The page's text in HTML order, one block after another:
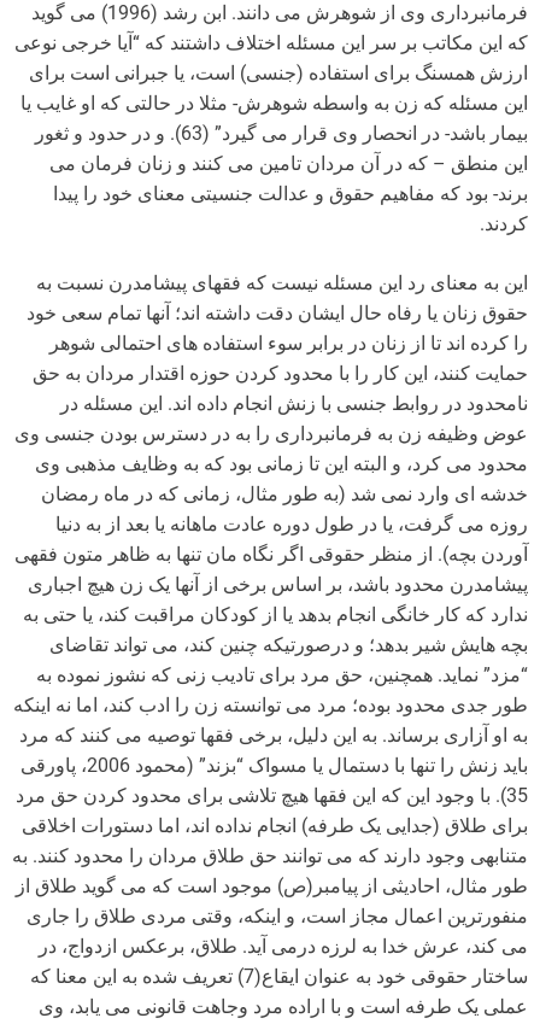
فرمانبرداری وی از شوهرش می دانند. ابن رشد (1996) می گوید
که این مکاتب بر سر این مسئله اختلاف داشتند که “آیا خرجی نوعی
ارزش همسنگ برای استفاده (جنسی) است، یا جبرانی است برای
این مسئله که زن به واسطه شوهرش- مثلا در حالتی که او غایب یا
بیمار باشد- در انحصار وی قرار می گیرد” (63). و در حدود و ثغور
این منطق – که در آن مردان تامین می کنند و زنان فرمان می
برند- بود که مفاهیم حقوق و عدالت جنسیتی معنای خود را پیدا
کردند.
این به معنای رد این مسئله نیست که فقهای پیشامدرن نسبت به
حقوق زنان یا رفاه حال ایشان دقت داشته اند؛ آنها تمام سعی خود
را کرده اند تا از زنان در برابر سوء استفاده های احتمالی شوهر
حمایت کنند، این کار را با محدود کردن حوزه اقتدار مردان به حق
نامحدود در روابط جنسی با زنش انجام داده اند. این مسئله در
عوض وظیفه زن به فرمانبرداری را به در دسترس بودن جنسی وی
محدود می کرد، و البته این تا زمانی بود که به وظایف مذهبی وی
خدشه ای وارد نمی شد (به طور مثال، زمانی که در ماه رمضان
روزه می گرفت، یا در طول دوره عادت ماهانه یا بعد از به دنیا
آوردن بچه). از منظر حقوقی اگر نگاه مان تنها به ظاهر متون فقهی
پیشامدرن محدود باشد، بر اساس برخی از آنها یک زن هیچ اجباری
ندارد که کار خانگی انجام بدهد یا از کودکان مراقبت کند، یا حتی به
بچه هایش شیر بدهد؛ و درصورتیکه چنین کند، می تواند تقاضای
“مزد” نماید. همچنین، حق مرد برای تادیب زنی که نشوز نموده به
طور جدی محدود بوده؛ مرد می توانسته زن را ادب کند، اما نه اینکه
به او آزاری برساند. به این دلیل، برخی فقها توصیه می کنند که مرد
باید زنش را تنها با دستمال یا مسواک “بزند” (محمود 2006، پاورقی
35). با وجود این که این فقها هیچ تلاشی برای محدود کردن حق مرد
برای طلاق (جدایی یک طرفه) انجام نداده اند، اما دستورات اخلاقی
متنابهی وجود دارند که می توانند حق طلاق مردان را محدود کنند. به
طور مثال، احادیثی از پیامبر(ص) موجود است که می گوید طلاق از
منفورترین اعمال مجاز است، و اینکه، وقتی مردی طلاق را جاری
می کند، عرش خدا به لرزه درمی آید. طلاق، برعکس ازدواج، در
ساختار حقوقی خود به عنوان ایقاع(7) تعریف شده به این معنا که
عملی یک طرفه است و با اراده مرد وجاهت قانونی می یابد، وی